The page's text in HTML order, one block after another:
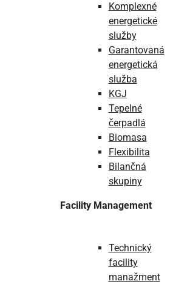
Komplexné
energetické
služby
Garantovaná
energetická
služba
KGJ
Tepelné
čerpadlá
Biomasa
Flexibilita
Bilančná
skupiny
Facility Management
Technický
facility
manažment